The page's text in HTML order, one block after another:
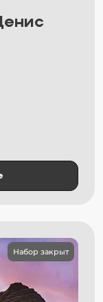
Набор закрыт